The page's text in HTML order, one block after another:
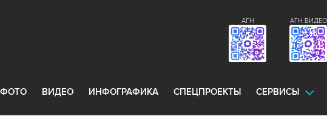
АГН ВИДЕО
АГН
ФОТО ВИДЕО ИНФОГРАФИКА СПЕЦПРОЕКТЫ СЕРВИСЫ